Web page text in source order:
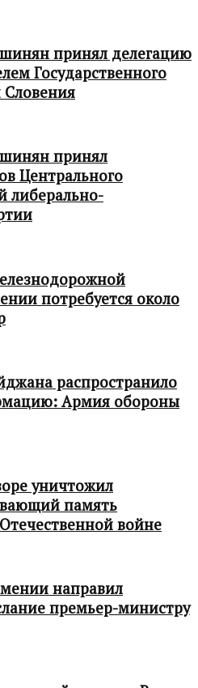
принял делегацию
Государственного
Словения
принял
Центрального
либерально-
потребуется около
распространило
Армия обороны
уничтожил
память
войне
направил
премьер-министру